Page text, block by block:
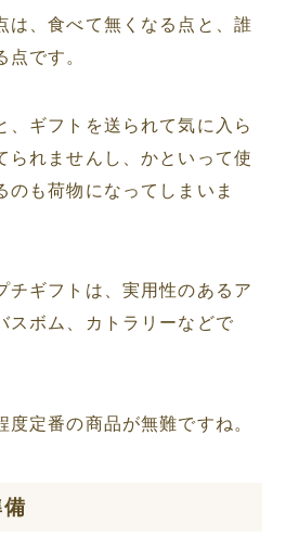
は、食べて無くなる点と、誰
です。
、ギフトを送られて気に入ら
られませんし、かといって使
のも荷物になってしまいま
チギフトは、実用性のあるア
スボム、カトラリーなどで
定番の商品が無難ですね。